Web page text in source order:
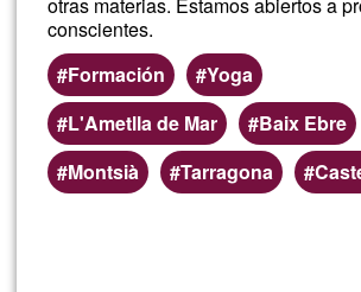
conscientes.
Formación
Yoga
L'Ametlla de Mar
Baix Ebre
Montsià
Tarragona